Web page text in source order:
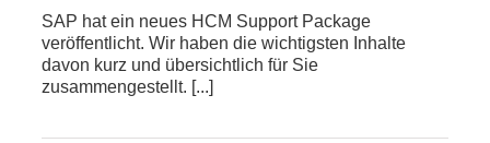
SAP hat ein neues HCM Support Package
veröffentlicht. Wir haben die wichtigsten Inhalte
davon kurz und übersichtlich für Sie
zusammengestellt. [...]